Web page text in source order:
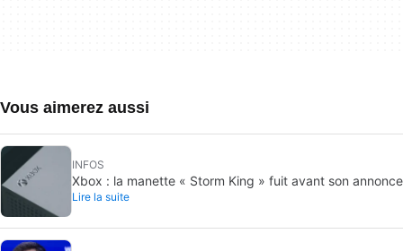
Vous aimerez aussi
INFOS
Xbox : la manette « Storm King » fuit avant son annonce
Lire la suite